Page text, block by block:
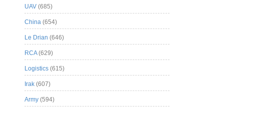
UAV (685)
China (654)
Le Drian (646)
RCA(629)
Logistics (615)
Irak (607)
Army (594)